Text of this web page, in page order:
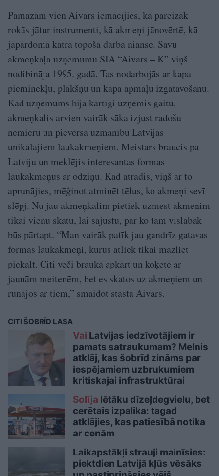
Pamazām vien Aivars iemācījies, kā pareizāk
rokās jātur instrumenti, kā akmeņi jānovērtē, kā
jāpārdomā katra topošā darba nianse. Savu
akmeņkaļa uzņēmumu SIA “Aivars – K” viņš
nodibināja 1995. gadā. Tas nodarbojās ar kapa
pieminekļu, plākšņu un kapa apmaļu izgatavošanu.
Kad uzņēmums bija kārtīgi uzņēmis gaitu,
akmeņkalis arvien vairāk sāka izjust radošu
nemieru un pievērsa uzmanību Latvijas
unikālajiem laukakmeņiem. Meistars braucis pa
Latviju un meklējis interesantas formas
laukakmeņus ar odziņu. Kad atradis, viņš ar to
aprunājies, mēģinot atminēt tēlus, ko akmeņi sevī
slēpj. Nu jau akmeņkalim pietiek uzmest akmenim
tikai vienu skatu, lai sajustu, par ko tam vislabāk
būs pārtapt. “Man vairāk patīk jau gandrīz gatavas
formas laukakmeņi, kurus atliek tikai mazliet
piekalt. Citi veči braukā apkārt un koķetē ar
jaunām meitenēm, bet es skatos uz akmeņiem un
runājos ar tiem,” smaidot stāsta Aivars.
CITI ŠOBRĪD LASA
Vai Latvijas iedzīvotājiem ir
pamats satraukumam? Melnis
atklāj, kas šobrīd zināms par
iespējamiem uzbrukumiem
kritiskajai infrastruktūrai
Solīja lētāku dīzeļdegvielu, bet
cerētais izpalika: tagad
atklājies, kas patiesībā notika
ar cenām
Laikapstākļi strauji mainīsies:
piektdien Latvijā kļūs vēsāks